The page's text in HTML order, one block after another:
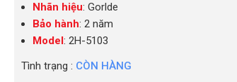
Nhãn hiệu: Gorlde
Bảo hành: 2 năm
Model: 2H-5103
Tình trạng : CÒN HÀNG